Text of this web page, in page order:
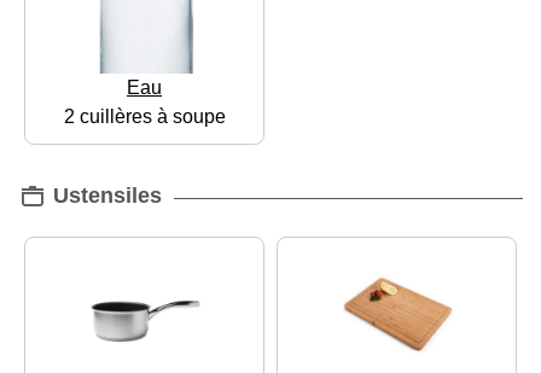
Eau
2 cuillères à soupe
Ustensiles